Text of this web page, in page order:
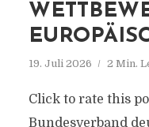
19. Juli 2026 2 Min.
Click to rate this
Bundesverband